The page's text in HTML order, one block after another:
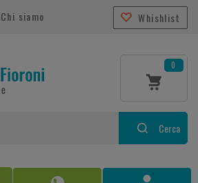
Chi siamo Whishlist
0
Cerca